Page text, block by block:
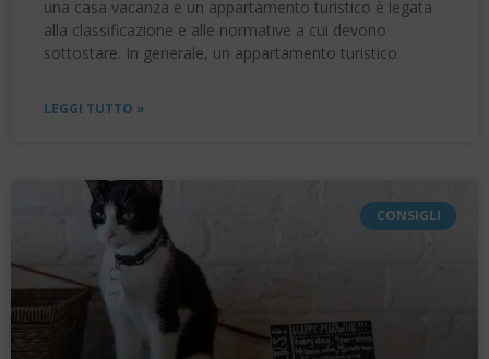
una casa vacanza e un appartamento turistico è legata
alla classificazione e alle normative a cui devono
sottostare. In generale, un appartamento turistico
LEGGI TUTTO »
CONSIGLI